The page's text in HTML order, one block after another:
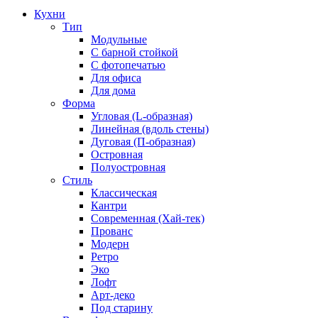
Кухни
Тип
Модульные
С барной стойкой
С фотопечатью
Для офиса
Для дома
Форма
Угловая (L-образная)
Линейная (вдоль стены)
Дуговая (П-образная)
Островная
Полуостровная
Стиль
Классическая
Кантри
Современная (Хай-тек)
Прованс
Модерн
Ретро
Эко
Лофт
Арт-деко
Под старину